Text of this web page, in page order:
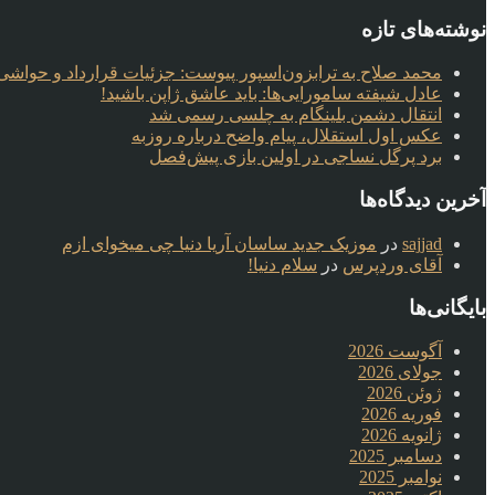
نوشته‌های تازه
محمد صلاح به ترابزون‌اسپور پیوست: جزئیات قرارداد و حواشی
عادل شیفته سامورایی‌ها: باید عاشق ژاپن باشید!
انتقال دشمن بلینگام به چلسی رسمی شد
عکس اول استقلال، پیام واضح درباره روزبه
برد پرگل نساجی در اولین بازی پیش‌فصل
آخرین دیدگاه‌ها
sajjad در موزیک جدید ساسان آریا دنیا چی میخوای ازم
آقای وردپرس در سلام دنیا!
بایگانی‌ها
آگوست 2026
جولای 2026
ژوئن 2026
فوریه 2026
ژانویه 2026
دسامبر 2025
نوامبر 2025